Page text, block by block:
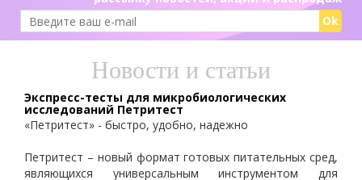
Ok
Новости и статьи
Экспресс-тесты для микробиологических
исследований Петритест
«Петритест» - быстро, удобно, надежно
Петритест – новый формат готовых питательных сред,
являющихся универсальным инструментом для